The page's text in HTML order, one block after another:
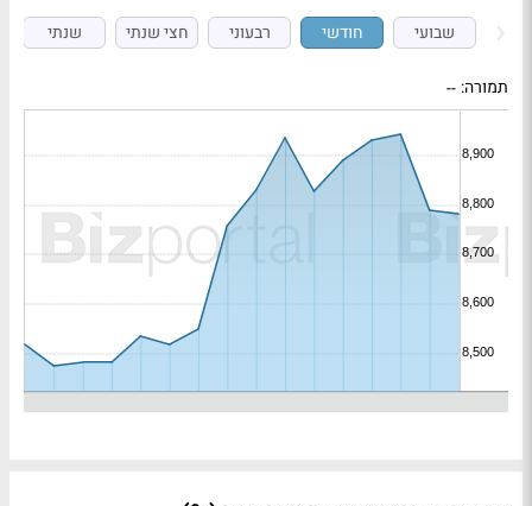
שבועי חודשי רבעוני חצי שנתי שנתי
תמורה: --